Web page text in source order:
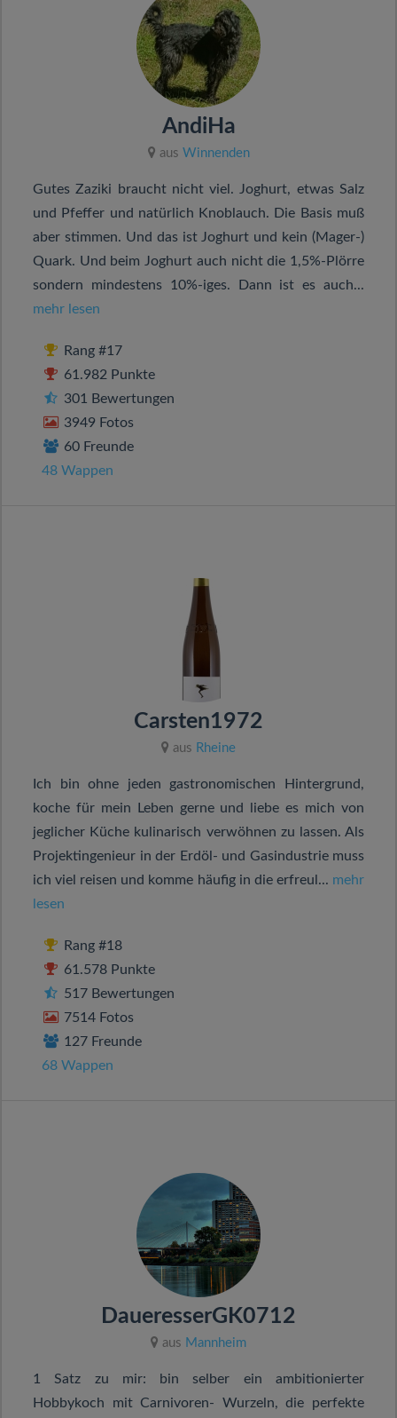
AndiHa
aus Winnenden
Gutes Zaziki braucht nicht viel. Joghurt, etwas Salz
und Pfeffer und natürlich Knoblauch. Die Basis muß
aber stimmen. Und das ist Joghurt und kein (Mager-)
Quark. Und beim Joghurt auch nicht die 1,5%-Plörre
sondern mindestens 10%-iges. Dann ist es auch...
mehr lesen
Rang #17
61.982 Punkte
301 Bewertungen
3949 Fotos
60 Freunde
48 Wappen
Carsten1972
aus Rheine
Ich bin ohne jeden gastronomischen Hintergrund,
koche für mein Leben gerne und liebe es mich von
jeglicher Küche kulinarisch verwöhnen zu lassen. Als
Projektingenieur in der Erdöl- und Gasindustrie muss
ich viel reisen und komme häufig in die erfreul... mehr
lesen
Rang #18
61.578 Punkte
517 Bewertungen
7514 Fotos
127 Freunde
68 Wappen
DaueresserGK0712
aus Mannheim
1 Satz zu mir: bin selber ein ambitionierter
Hobbykoch mit Carnivoren- Wurzeln, die perfekte